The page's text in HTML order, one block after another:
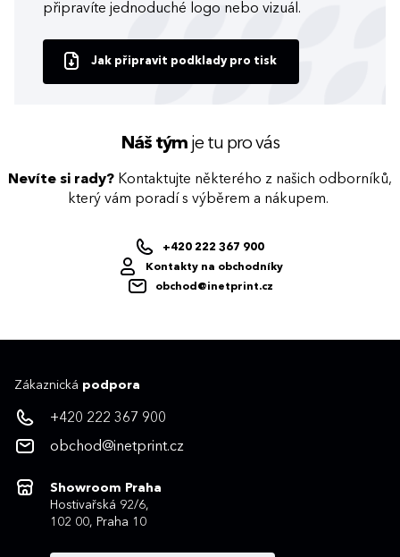
připravíte jednoduché logo nebo vizuál.
Jak připravit podklady pro tisk
Náš týmje tu pro vás
Nevíte si rady? Kontaktujte některého z našich odborníků,
který vám poradí s výběrem a nákupem.
+420 222 367 900
Kontakty na obchodníky
obchod@inetprint.cz
Zákaznická podpora
+420 222 367 900
obchod@inetprint.cz
Showroom Praha
Hostivařská 92/6,
102 00, Praha 10